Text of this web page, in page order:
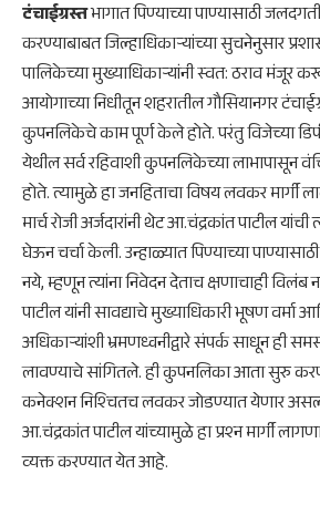
टंचाईग्रस्तभागात पिण्याच्या पाण्यासाठी
करण्याबाबत जिल्हाधिकाऱ्यांच्या सुचनेनुसार
पालिकेच्या मुख्याधिकाऱ्यांनी स्वत: ठराव मंजूर
आयोगाच्या निधीतून शहरातील गौसियानगर
कुपनलिकेचे काम पूर्ण केले होते. परंतु विजेच्या
येथील सर्व रहिवाशी कुपनलिकेच्या लाभापासून
होते. त्यामुळे हा जनहिताचा विषय लवकर मार्गी
मार्च रोजी अर्जदारांनी थेट आ.चंद्रकांत पाटील यांची
घेऊन चर्चा केली. उन्हाळ्यात पिण्याच्या
नये, म्हणून त्यांना निवेदन देताच क्षणाचाही
पाटील यांनी सावद्याचे मुख्याधिकारी भूषण वर्मा
अधिकाऱ्यांशी भ्रमणध्वनीद्वारे संपर्क साधून ही
लावण्याचे सांगितले. ही कुपनलिका आता सुरु
कनेक्शन निश्‍चितच लवकर जोडण्यात येणार
आ.चंद्रकांत पाटील यांच्यामुळे हा प्रश्‍न मार्गी
व्यक्त करण्यात येत आहे.